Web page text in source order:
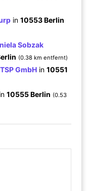
in10553 Berlin
Sobzak
(0.38 km entfernt)
GmbH in10551
in10555 Berlin (0.53